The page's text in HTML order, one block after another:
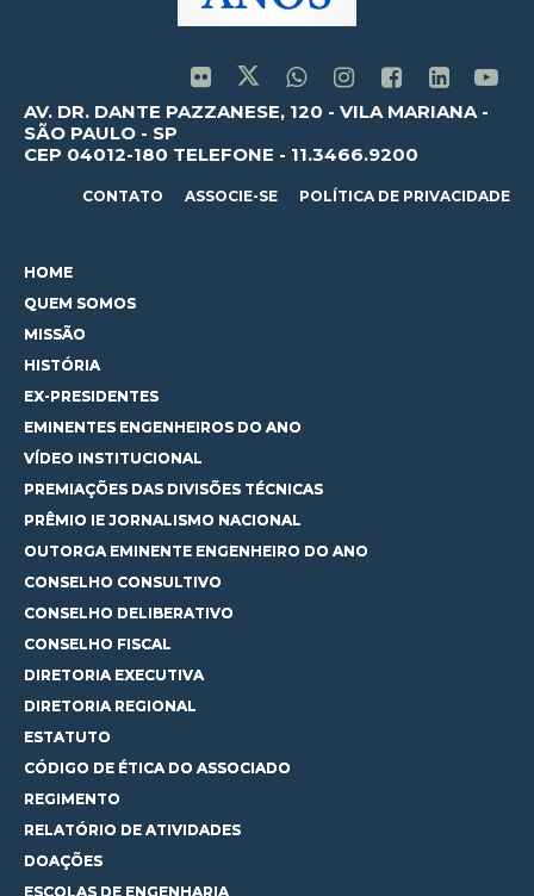
AV. DR. DANTE PAZZANESE, 120 - VILA MARIANA -
SÃO PAULO - SP
CEP 04012-180 TELEFONE - 11.3466.9200
CONTATO ASSOCIE-SE POLÍTICA DE PRIVACIDADE
HOME
QUEM SOMOS
MISSÃO
HISTÓRIA
EX-PRESIDENTES
EMINENTES ENGENHEIROS DO ANO
VÍDEO INSTITUCIONAL
PREMIAÇÕES DAS DIVISÕES TÉCNICAS
PRÊMIO IE JORNALISMO NACIONAL
OUTORGA EMINENTE ENGENHEIRO DO ANO
CONSELHO CONSULTIVO
CONSELHO DELIBERATIVO
CONSELHO FISCAL
DIRETORIA EXECUTIVA
DIRETORIA REGIONAL
ESTATUTO
CÓDIGO DE ÉTICA DO ASSOCIADO
REGIMENTO
RELATÓRIO DE ATIVIDADES
DOAÇÕES
ESCOLAS DE ENGENHARIA